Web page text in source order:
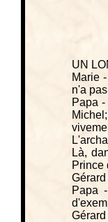
UN
Marie
n'a
Papa
Là,
Prince
Papa